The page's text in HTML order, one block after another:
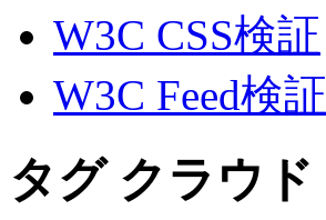
W3C CSS検証
W3C Feed検証
タグ クラウド